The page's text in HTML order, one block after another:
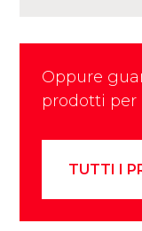
Oppure
prodotti
TUTTI I